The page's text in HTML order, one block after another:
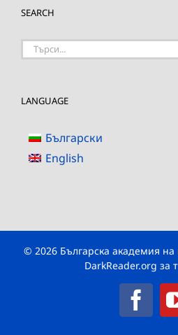
SEARCH
Търсене
LANGUAGE
Български
English
© 2026 Българска академия
DarkReader.org за